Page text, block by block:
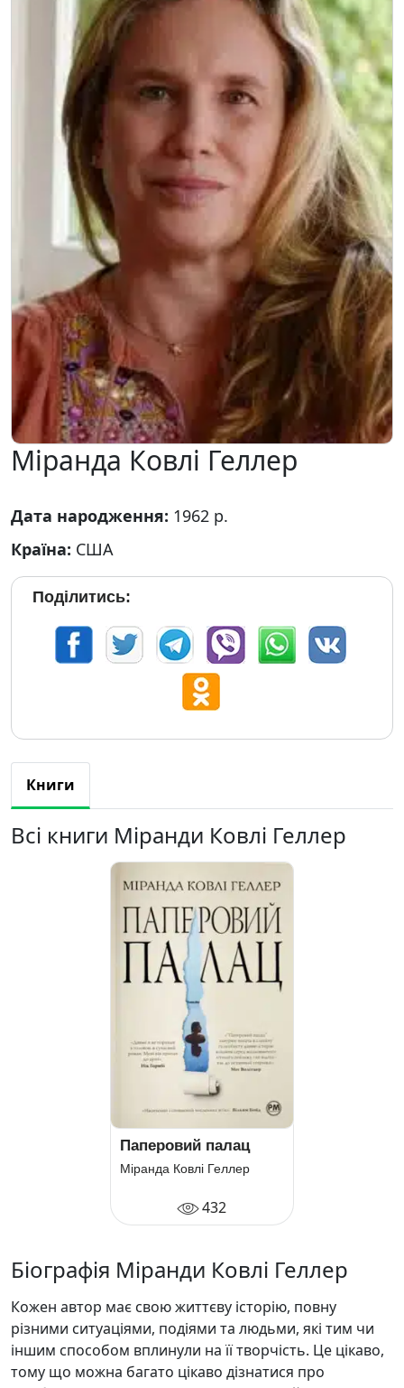
Міранда Ковлі Геллер
Дата народження: 1962 р.
Країна: США
Поділитись:
Книги
Всі книги Міранди Ковлі Геллер
Паперовий палац
Міранда Ковлі Геллер
432
Біографія Міранди Ковлі Геллер
Кожен автор має свою життєву історію, повну
різними ситуаціями, подіями та людьми, які тим чи
іншим способом вплинули на її творчість. Це цікаво,
тому що можна багато цікаво дізнатися про